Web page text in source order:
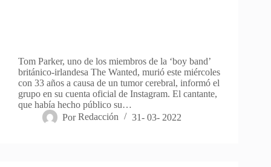
Tom Parker, uno de los miembros de la ‘boy band’
británico-irlandesa The Wanted, murió este miércoles
con 33 años a causa de un tumor cerebral, informó el
grupo en su cuenta oficial de Instagram. El cantante,
que había hecho público su…
Por Redacción 31- 03- 2022